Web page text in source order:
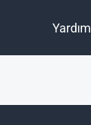
Yardım